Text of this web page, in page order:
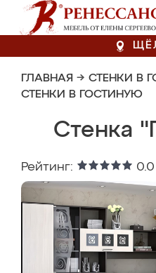
ГЛАВНАЯ → СТЕНКИ В
СТЕНКИ В ГОСТИНУЮ
Стенка
Рейтинг: 0.0